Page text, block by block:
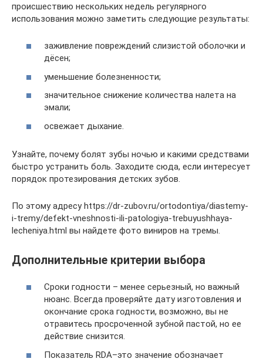
происшествию нескольких недель регулярного
использования можно заметить следующие результаты:
заживление повреждений слизистой оболочки и
дёсен;
уменьшение болезненности;
значительное снижение количества налета на
эмали;
освежает дыхание.
Узнайте, почему болят зубы ночью и какими средствами
быстро устранить боль. Заходите сюда, если интересует
порядок протезирования детских зубов.
По этому адресу https://dr-zubov.ru/ortodontiya/diastemy-
i-tremy/defekt-vneshnosti-ili-patologiya-trebuyushhaya-
lecheniya.html вы найдете фото виниров на тремы.
Дополнительные критерии выбора
Сроки годности – менее серьезный, но важный
нюанс. Всегда проверяйте дату изготовления и
окончание срока годности, возможно, вы не
отравитесь просроченной зубной пастой, но ее
действие снизится.
Показатель RDA–это значение обозначает